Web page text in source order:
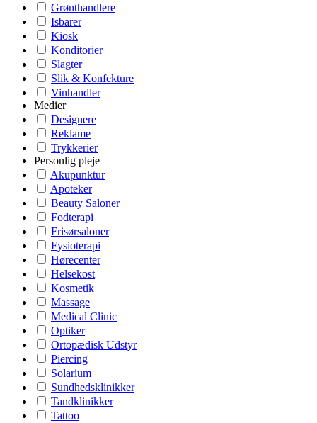
Grønthandlere
Isbarer
Kiosk
Konditorier
Slagter
Slik & Konfekture
Vinhandler
Medier
Designere
Reklame
Trykkerier
Personlig pleje
Akupunktur
Apoteker
Beauty Saloner
Fodterapi
Frisørsaloner
Fysioterapi
Hørecenter
Helsekost
Kosmetik
Massage
Medical Clinic
Optiker
Ortopædisk Udstyr
Piercing
Solarium
Sundhedsklinikker
Tandklinikker
Tattoo